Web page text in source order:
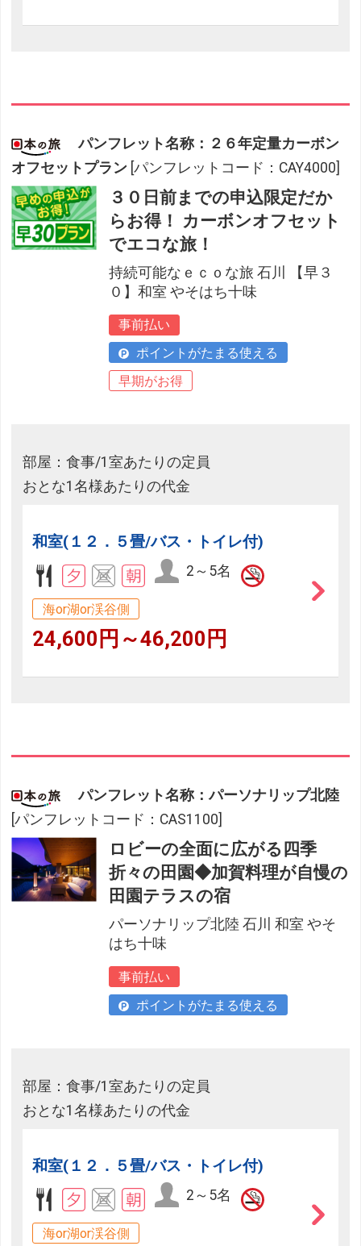
パンフレット名称：２６年定量カーボン
オフセットプラン [パンフレットコード：CAY4000]
３０日前までの申込限定だか
らお得！ カーボンオフセット
でエコな旅！
持続可能なｅｃｏな旅 石川 【早３
０】和室 やそはち十味
事前払い
ポイントがたまる使える
早期がお得
部屋：食事/1室あたりの定員
おとな1名様あたりの代金
和室(１２．５畳/バス・トイレ付)
2～5名
海or湖or渓谷側
24,600円～46,200円
パンフレット名称：パーソナリップ北陸
[パンフレットコード：CAS1100]
ロビーの全面に広がる四季
折々の田園◆加賀料理が自慢の
田園テラスの宿
パーソナリップ北陸 石川 和室 やそ
はち十味
事前払い
ポイントがたまる使える
部屋：食事/1室あたりの定員
おとな1名様あたりの代金
和室(１２．５畳/バス・トイレ付)
2～5名
海or湖or渓谷側